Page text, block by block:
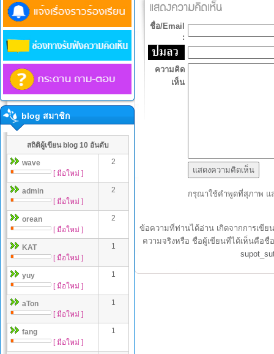
blog สมาชิก
สถิติผู้เขียน blog 10 อันดับ
wave
[ มือใหม่ ]
2
admin
[ มือใหม่ ]
2
orean
[ มือใหม่ ]
2
KAT
[ มือใหม่ ]
1
yuy
[ มือใหม่ ]
1
aTon
[ มือใหม่ ]
1
fang
[ มือใหม่ ]
1
ชื่อ/Email
:
ความคิด
เห็น
กรุณาใช้คำพูดที่สุภาพ แ
ข้อความที่ท่านได้อ่าน เกิดจากการเขีย
ความจริงหรือ ชื่อผู้เขียนที่ได้เห็นคือ